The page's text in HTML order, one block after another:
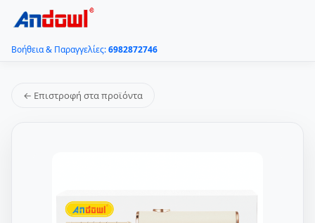
Βοήθεια & Παραγγελίες:6982872746
← Επιστροφή στα προϊόντα